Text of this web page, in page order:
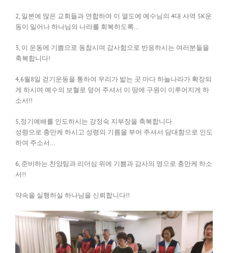
2, 일본에 많은 교회들과 연합하여 이 열도에 예수님의 4대 사역 5K운
동이 일어나 하나님의 나라를 회복하도록…
3, 이 운동에 기쁨으로 동참시며 감사함으로 반응하시는 여러분들을
축복합니다!
4,6월8일 걷기운동을 통하여 우리가 밟는 곳 마다 하늘나라가 확장되
게 하시며 예수의 보혈로 덮어 주셔서 이 땅에 구원이 이루어지게 하
소서!!
5,정기예배를 인도하시는 강정숙 지부장을 축복합니다
성령으로 충만케 하시고 성령의 기름을 부어 주셔서 담대함으로 인도
하여 주소서…
6, 준비하는 찬양팀과 리더심 위에 기쁨과 감사의 영으로 충만케 하소
서!!
약속을 실행하실 하나님을 신뢰합니다!!